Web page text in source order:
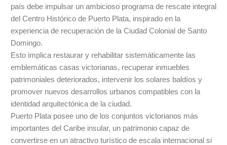
país debe impulsar un ambicioso programa de rescate integral
del Centro Histórico de Puerto Plata, inspirado en la
experiencia de recuperación de la Ciudad Colonial de Santo
Domingo.
Esto implica restaurar y rehabilitar sistemáticamente las
emblemáticas casas victorianas, recuperar inmuebles
patrimoniales deteriorados, intervenir los solares baldíos y
promover nuevos desarrollos urbanos compatibles con la
identidad arquitectónica de la ciudad.
Puerto Plata posee uno de los conjuntos victorianos más
importantes del Caribe insular, un patrimonio capaz de
convertirse en un atractivo turístico de escala internacional si